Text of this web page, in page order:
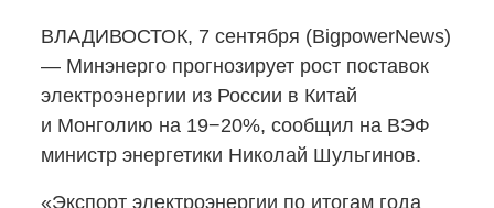
ВЛАДИВОСТОК, 7 сентября (BigpowerNews)
— Минэнерго прогнозирует рост поставок
электроэнергии из России в Китай
и Монголию на 19−20%, сообщил на ВЭФ
министр энергетики Николай Шульгинов.
«Экспорт электроэнергии по итогам года